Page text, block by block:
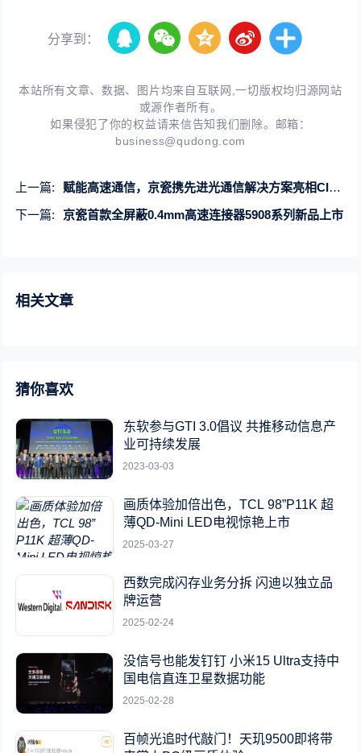
分享到：
本站所有文章、数据、图片均来自互联网,一切版权均归源网站
或源作者所有。
如果侵犯了你的权益请来信告知我们删除。邮箱：
business@qudong.com
上一篇:
赋能高速通信，京瓷携先进光通信解决方案亮相CIOE
下一篇:
京瓷首款全屏蔽0.4mm高速连接器5908系列新品上市
相关文章
猜你喜欢
东软参与GTI 3.0倡议 共推移动信息产
业可持续发展
2023-03-03
画质体验加倍出色，TCL 98”P11K 超
薄QD-Mini LED电视惊艳上市
2025-03-27
西数完成闪存业务分拆 闪迪以独立品
牌运营
2025-02-24
没信号也能发钉钉 小米15 Ultra支持中
国电信直连卫星数据功能
2025-02-28
百帧光追时代敲门！天玑9500即将带